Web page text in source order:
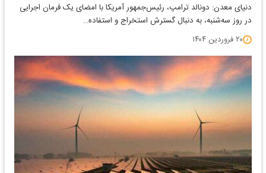
دنیای معدن: دونالد ترامپ، رئیس‌جمهور آمریکا با امضای یک فرمان اجرایی
در روز سه‌شنبه، به دنبال گسترش استخراج و استفاده…
۲۰ فروردین ۱۴۰۴